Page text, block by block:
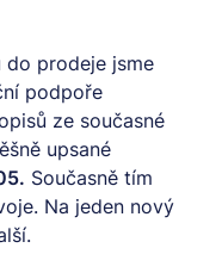
do prodeje jsme
podpoře
ze současné
upsané
Současně tím
Na jeden nový